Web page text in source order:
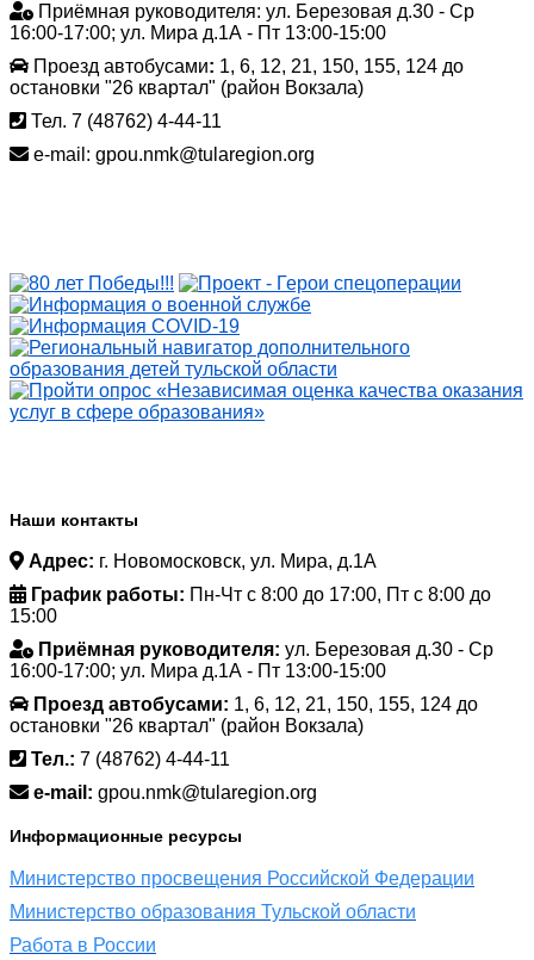
Приёмная руководителя: ул. Березовая д.30 - Ср
16:00-17:00; ул. Мира д.1А - Пт 13:00-15:00
Проезд автобусами: 1, 6, 12, 21, 150, 155, 124 до
остановки "26 квартал" (район Вокзала)
Тел. 7 (48762) 4-44-11
e-mail: gpou.nmk@tularegion.org
Наши контакты
Адрес: г. Новомосковск, ул. Мира, д.1А
График работы: Пн-Чт с 8:00 до 17:00, Пт с 8:00 до
15:00
Приёмная руководителя: ул. Березовая д.30 - Ср
16:00-17:00; ул. Мира д.1А - Пт 13:00-15:00
Проезд автобусами: 1, 6, 12, 21, 150, 155, 124 до
остановки "26 квартал" (район Вокзала)
Тел.: 7 (48762) 4-44-11
e-mail: gpou.nmk@tularegion.org
Информационные ресурсы
Министерство просвещения Российской Федерации
Министерство образования Тульской области
Работа в России